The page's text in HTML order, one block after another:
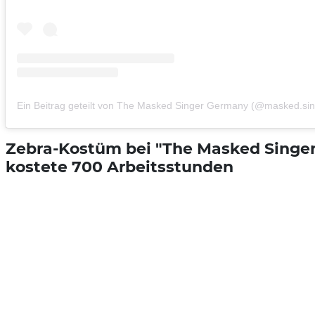
Ein Beitrag geteilt von The Masked Singer Germany
Zebra-Kostüm bei "The Masked
kostete 700 Arbeitsstunden